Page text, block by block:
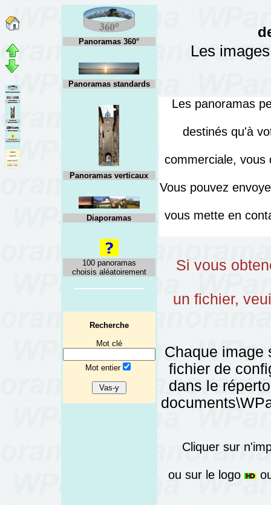
Panoramas 360°
Panoramas standards
Panoramas verticaux
Diaporamas
100 panoramas
choisis aléatoirement
Recherche
Mot clé
Mot entier
Les
Les panoramas
destinés qu'à
commerciale, vous
Vous pouvez
vous mette en
Si vous
un fichier,
Chaque
fichier de
dans le
Cliquer sur
ou sur le logo